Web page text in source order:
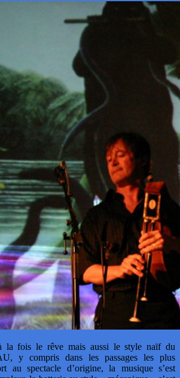
la fois le rêve mais aussi le style naïf du
y compris dans les passages les plus
au spectacle d’origine, la musique s’est